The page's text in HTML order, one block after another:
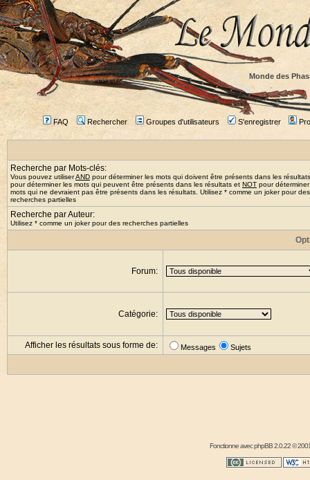
Monde des
FAQ Rechercher Groupes d'utilisateurs S'enregistrer
Recherche par Mots-clés:
Vous pouvez utiliserAND pour déterminer les mots qui doivent être présents dans les
pour déterminer les mots qui peuvent être présents dans les résultats et NOT pour
mots qui ne devraient pas être présents dans les résultats. Utilisez * comme un joker pour des
recherches partielles
Recherche par Auteur:
Utilisez * comme un joker pour des recherches partielles
Forum:
Catégorie:
Afficher les résultats sous forme de: Messages Sujets
Fonctionne avecphpBB2.0.22 ©